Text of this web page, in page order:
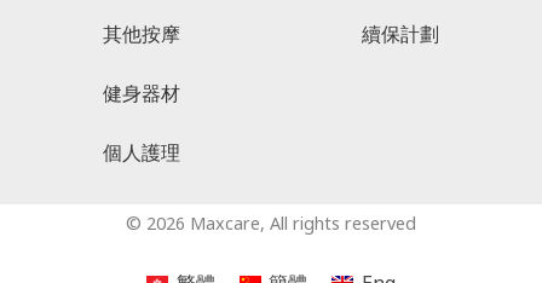
其他按摩
健身器材
個人護理
續保計劃
© 2026 Maxcare, All rights reserved